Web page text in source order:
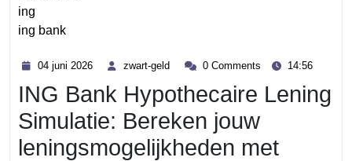
ing
ing bank
04 juni 2026
2026
zwart-geld
zwart- 0 Comments 14:56
ING Bank Hypothecaire Lening
Simulatie: Bereken jouw
leningsmogelijkheden met